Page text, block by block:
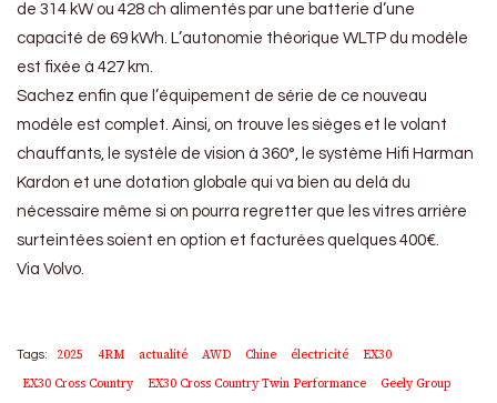
de 314 kW ou 428 ch alimentés par une batterie d’une
capacité de 69 kWh. L’autonomie théorique WLTP du modèle
est fixée à 427 km.
Sachez enfin que l’équipement de série de ce nouveau
modèle est complet. Ainsi, on trouve les sièges et le volant
chauffants, le systèle de vision à 360°, le système Hifi Harman
Kardon et une dotation globale qui va bien au delà du
nécessaire même si on pourra regretter que les vitres arrière
surteintées soient en option et facturées quelques 400€.
Via Volvo.
Tags: 2025 4RM actualité AWD Chine électricité
EX30
EX30 Cross Country
EX30 Cross Country Twin Performance
Geely Group